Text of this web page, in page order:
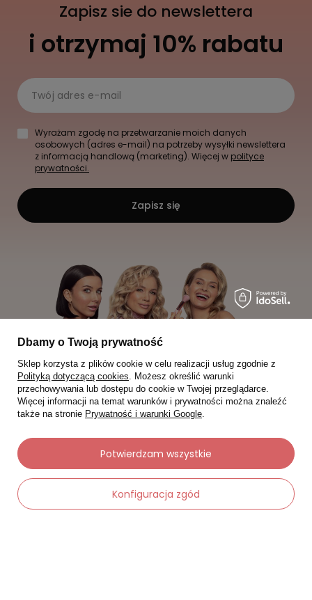
Zapisz sie do newslettera
i otrzymaj 10% rabatu
Twój adres e-mail
Wyrażam zgodę na przetwarzanie moich danych
osobowych (adres e-mail) na potrzeby wysyłki newslettera
z informacją handlową (marketing). Więcej w polityce
prywatności.
Zapisz się
Moje zamówienia
Status zamówienia
Śledzenie przesyłki
Dbamy o Twoją prywatność
Sklep korzysta z plików cookie w celu realizacji usług zgodnie z
Polityką dotyczącą cookies. Możesz określić warunki
przechowywania lub dostępu do cookie w Twojej przeglądarce.
Więcej informacji na temat warunków i prywatności można znaleźć
także na stronie Prywatność i warunki Google.
Konfiguracja zgód
Potwierdzam wszystkie